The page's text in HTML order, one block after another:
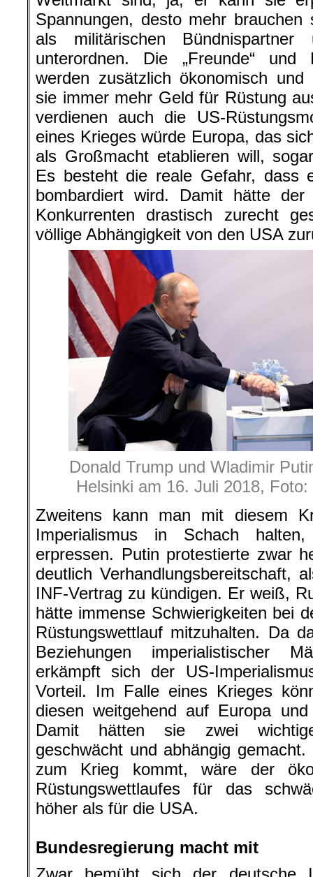
Spannungen, desto mehr brauchen
als militärischen
unterordnen. Die „Freunde“ und
werden zusätzlich ökonomisch
sie immer mehr Geld für Rüstung
verdienen auch die US-
eines Krieges würde Europa, das
als Großmacht etablieren will,
Es besteht die reale Gefahr, dass
bombardiert wird. Damit hätte der
Konkurrenten drastisch zurecht
völlige Abhängigkeit von den USA
Donald Trump und Wladimir
Helsinki am 16. Juli 2018,
Zweitens kann man mit diesem
Imperialismus in Schach
erpressen. Putin protestierte zwar
deutlich Verhandlungsbereitschaft,
INF-Vertrag zu kündigen. Er weiß,
hätte immense Schwierigkeiten bei
Rüstungswettlauf mitzuhalten. Da
Beziehungen imperialistischer
erkämpft sich der US-
Vorteil. Im Falle eines Krieges
diesen weitgehend auf Europa
Damit hätten sie zwei
geschwächt und abhängig
zum Krieg kommt, wäre der
Rüstungswettlaufes für das
höher als für die USA.
Bundesregierung macht mit